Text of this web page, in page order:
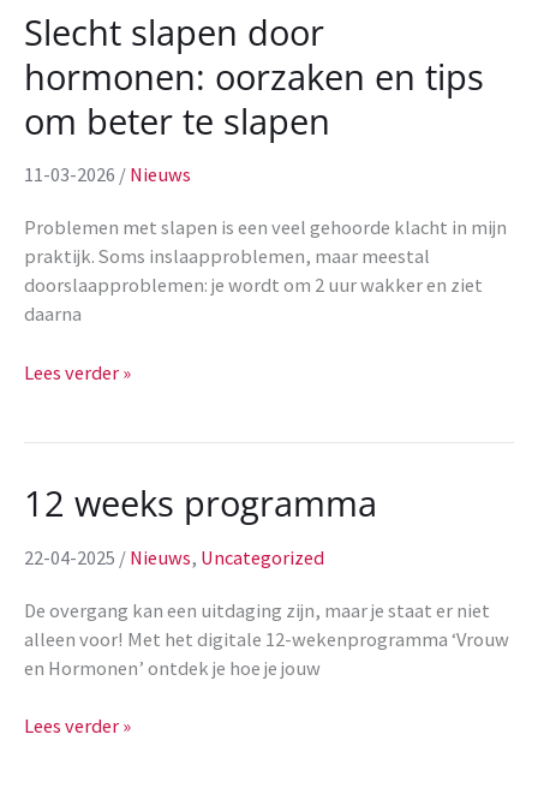
we
aan
kennis
er
doet!
Slecht slapen door
hormonen: oorzaken en tips
om beter te slapen
11-03-2026 / Nieuws
Problemen met slapen is een veel gehoorde klacht in mijn
praktijk. Soms inslaapproblemen, maar meestal
doorslaapproblemen: je wordt om 2 uur wakker en ziet
daarna
Slecht
oorzaken
en
om
beter
te
slapen
Lees verder »
12 weeks programma
22-04-2025 / Nieuws, Uncategorized
De overgang kan een uitdaging zijn, maar je staat er niet
alleen voor! Met het digitale 12-wekenprogramma ‘Vrouw
en Hormonen’ ontdek je hoe je jouw
12
Lees verder »